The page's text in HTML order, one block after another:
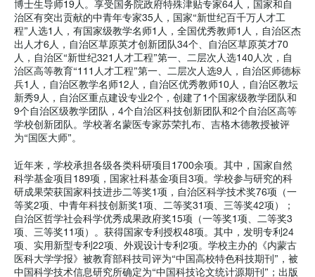
博士生导师19人。享受国务院政府特殊津贴专家64人，国家和自
治区有突出贡献的中青年专家35人，国家“新世纪百千万人才工
程”人选1人，有国家级教学名师1人，全国优秀教师1人，自治区杰
出人才6人，自治区草原英才创新团队34个、自治区草原英才70
人，自治区“新世纪321人才工程”第一、二层次人选140人次，自
治区高等教育“111人才工程”第一、二层次人选9人，自治区师德标
兵1人，自治区教学名师12人，自治区优秀教师10人，自治区教坛
新秀9人，自治区重点建设专业2个，创建了1个国家级教学团队和
9个自治区级教学团队，4个自治区科技创新团队和2个自治区高等
学校创新团队。学校著名蒙医专家苏荣扎布、吉格木德教授被评
为“国医大师”。
近年来，学校承担各级各类科研项目1700余项。其中，国家自然
科学基金项目189项，国家社科基金项目3项。学校参与研究的科
研成果荣获国家科技进步二等奖1项，自治区科学技术奖76项（一
等奖2项、中青年科技创新奖1项、二等奖31项、三等奖42项）；
自治区哲学社会科学优秀成果政府奖15项（一等奖1项、二等奖3
项、三等奖11项）。获得国家专利授权48项。其中，发明专利24
项、实用新型专利22项、外观设计专利2项。学校主办的《内蒙古
医科大学学报》被教育部科技司评为“中国高校特色科技期刊”，被
中国科学技术信息研究所确定为“中国科技论文统计源期刊”；出版